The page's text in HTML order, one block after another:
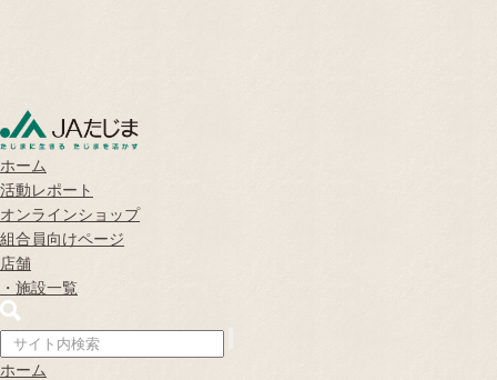
ホーム
活動レポート
オンラインショップ
組合員向けページ
店舗
・ 施設一覧
ホーム